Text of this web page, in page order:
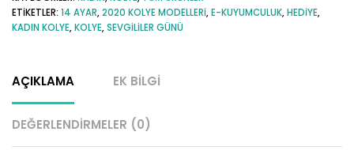
ETIKETLER: 14 AYAR,2020 KOLYE MODELLERI,E-KUYUMCULUK,HEDIYE,
KADIN KOLYE,KOLYE,SEVGILILER GÜNÜ
AÇIKLAMA EK BILGI
DEĞERLENDIRMELER (0)